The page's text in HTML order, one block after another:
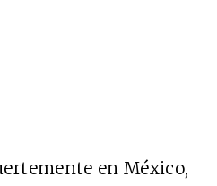
en México,